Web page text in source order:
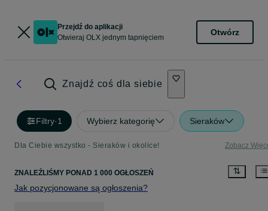
Przejdź do aplikacji
Otwieraj OLX jednym tapnięciem
Otwórz
Znajdź coś dla siebie
Filtry·1 Wybierz kategorię Sieraków
Dla Ciebie wszystko - Sieraków i okolice! Zobacz
ZNALEŹLIŚMY PONAD 1 000 OGŁOSZEŃ
Jak pozycjonowane są ogłoszenia?